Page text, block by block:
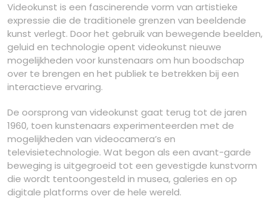
Videokunst is een fascinerende vorm van artistieke
expressie die de traditionele grenzen van beeldende
kunst verlegt. Door het gebruik van bewegende beelden,
geluid en technologie opent videokunst nieuwe
mogelijkheden voor kunstenaars om hun boodschap
over te brengen en het publiek te betrekken bij een
interactieve ervaring.
De oorsprong van videokunst gaat terug tot de jaren
1960, toen kunstenaars experimenteerden met de
mogelijkheden van videocamera’s en
televisietechnologie. Wat begon als een avant-garde
beweging is uitgegroeid tot een gevestigde kunstvorm
die wordt tentoongesteld in musea, galeries en op
digitale platforms over de hele wereld.